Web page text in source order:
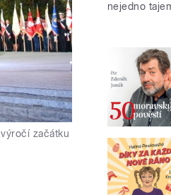
začátku
nejedno